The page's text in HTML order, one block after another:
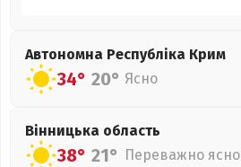
Автономна Республіка Крим
34° 20° Ясно
Вінницька область
38° 21° Переважно ясно